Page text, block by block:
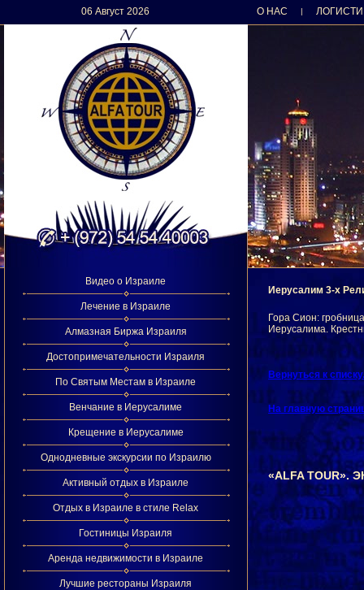
06 Август 2026 О НАС |
Видео о Израиле
Лечение в Израиле
Алмазная Биржа Израиля
Достопримечательности Израиля
По Святым Местам в Израиле
Венчание в Иерусалиме
Крещение в Иерусалиме
Однодневные экскурсии по Израилю
Активный отдых в Израиле
Отдых в Израиле в стиле Relax
Гостиницы Израиля
Аренда недвижимости в Израиле
Лучшие рестораны Израиля
Иерусалим 3-х
Гора Сион:
Иерусалима.
Вернуться к
На главную
«ALFA